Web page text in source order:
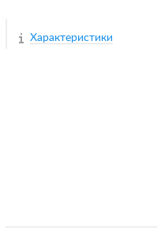
Характеристики